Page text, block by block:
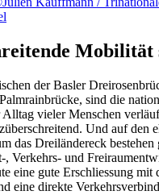
Mobilität
der Basler
sind die
Alltag vieler Menschen
Und auf den
das Dreiländereck bestehen
, Verkehrs- und
eine gute Erschliessung mit
eine direkte